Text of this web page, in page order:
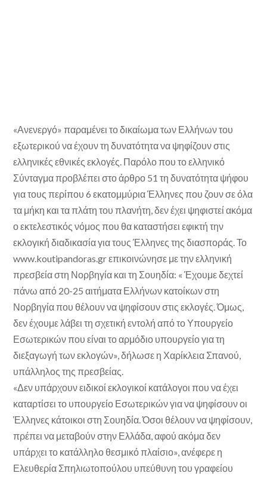
«Ανενεργό» παραμένει το δικαίωμα των Ελλήνων του
εξωτερικού να έχουν τη δυνατότητα να ψηφίζουν στις
ελληνικές εθνικές εκλογές. Παρόλο που το ελληνικό
Σύνταγμα προβλέπει στο άρθρο 51 τη δυνατότητα ψήφου
για τους περίπου 6 εκατομμύρια Έλληνες που ζουν σε όλα
τα μήκη και τα πλάτη του πλανήτη, δεν έχει ψηφιστεί ακόμα
ο εκτελεστικός νόμος που θα καταστήσει εφικτή την
εκλογική διαδικασία για τους Έλληνες της διασποράς. Το
www.koutipandoras.gr επικοινώνησε με την ελληνική
πρεσβεία στη Νορβηγία και τη Σουηδία: « Έχουμε δεχτεί
πάνω από 20-25 αιτήματα Ελλήνων κατοίκων στη
Νορβηγία που θέλουν να ψηφίσουν στις εκλογές. Όμως,
δεν έχουμε λάβει τη σχετική εντολή από το Υπουργείο
Εσωτερικών που είναι το αρμόδιο υπουργείο για τη
διεξαγωγή των εκλογών», δήλωσε η Χαρίκλεια Σπανού,
υπάλληλος της πρεσβείας.
«Δεν υπάρχουν ειδικοί εκλογικοί κατάλογοι που να έχει
καταρτίσει το υπουργείο Εσωτερικών για να ψηφίσουν οι
Έλληνες κάτοικοι στη Σουηδία. Όσοι θέλουν να ψηφίσουν,
πρέπει να μεταβούν στην Ελλάδα, αφού ακόμα δεν
υπάρχει το κατάλληλο θεσμικό πλαίσιο», ανέφερε η
Ελευθερία Σπηλιωτοπούλου υπεύθυνη του γραφείου